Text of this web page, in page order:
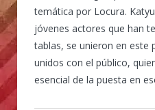
temática por Locura.
jóvenes actores que han
tablas, se unieron en este
unidos con el público,
esencial de la puesta en